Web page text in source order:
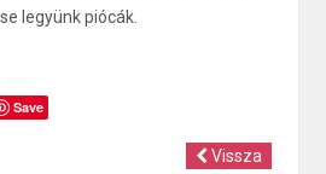
legyünk piócák.
Save
Vissza